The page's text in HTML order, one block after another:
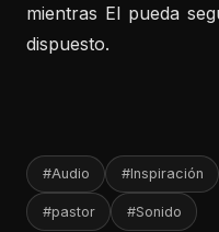
mientras El pueda
dispuesto.
#Audio #Inspiración
#pastor #Sonido